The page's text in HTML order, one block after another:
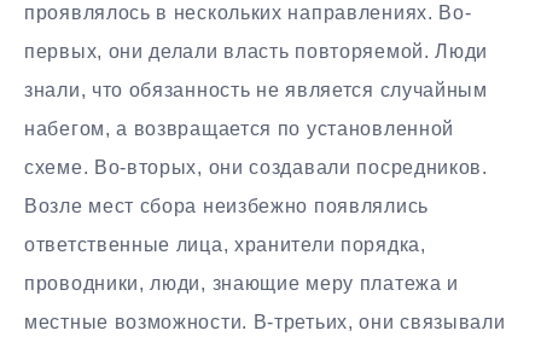
проявлялось в нескольких направлениях. Во-
первых, они делали власть повторяемой. Люди
знали, что обязанность не является случайным
набегом, а возвращается по установленной
схеме. Во-вторых, они создавали посредников.
Возле мест сбора неизбежно появлялись
ответственные лица, хранители порядка,
проводники, люди, знающие меру платежа и
местные возможности. В-третьих, они связывали